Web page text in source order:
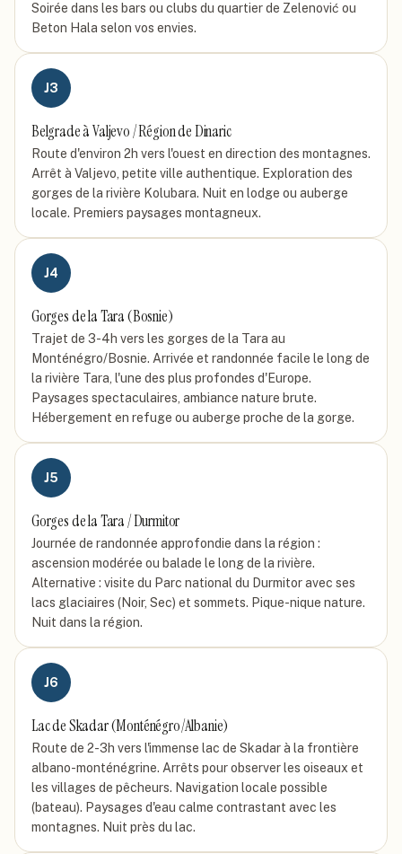
Soirée dans les bars ou clubs du quartier de Zelenović ou
Beton Hala selon vos envies.
J3
Belgrade à Valjevo / Région de Dinaric
Route d'environ 2h vers l'ouest en direction des montagnes.
Arrêt à Valjevo, petite ville authentique. Exploration des
gorges de la rivière Kolubara. Nuit en lodge ou auberge
locale. Premiers paysages montagneux.
J4
Gorges de la Tara (Bosnie)
Trajet de 3-4h vers les gorges de la Tara au
Monténégro/Bosnie. Arrivée et randonnée facile le long de
la rivière Tara, l'une des plus profondes d'Europe.
Paysages spectaculaires, ambiance nature brute.
Hébergement en refuge ou auberge proche de la gorge.
J5
Gorges de la Tara / Durmitor
Journée de randonnée approfondie dans la région :
ascension modérée ou balade le long de la rivière.
Alternative : visite du Parc national du Durmitor avec ses
lacs glaciaires (Noir, Sec) et sommets. Pique-nique nature.
Nuit dans la région.
J6
Lac de Skadar (Monténégro/Albanie)
Route de 2-3h vers l'immense lac de Skadar à la frontière
albano-monténégrine. Arrêts pour observer les oiseaux et
les villages de pêcheurs. Navigation locale possible
(bateau). Paysages d'eau calme contrastant avec les
montagnes. Nuit près du lac.